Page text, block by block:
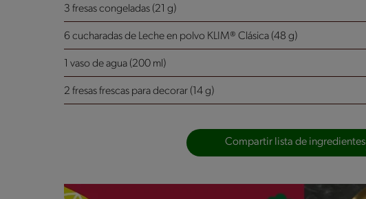
3 fresas congeladas (21 g)
6 cucharadas de Leche en polvo KLIM® Clásica (48 g)
1 vaso de agua (200 ml)
2 fresas frescas para decorar (14 g)
Compartir lista de ingredientes